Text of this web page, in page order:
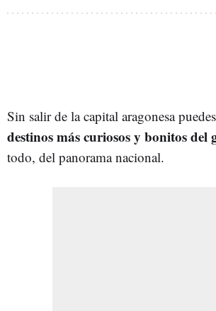
Sin salir de la capital aragonesa
destinos más curiosos y bonitos del
todo, del panorama nacional.